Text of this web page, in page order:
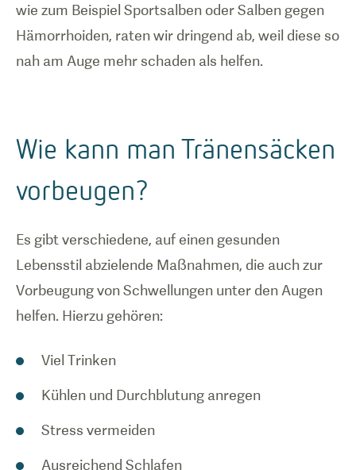
wie zum Beispiel Sportsalben oder Salben gegen
Hämorrhoiden, raten wir dringend ab, weil diese so
nah am Auge mehr schaden als helfen.
Wie kann man Tränensäcken
vorbeugen?
Es gibt verschiedene, auf einen gesunden
Lebensstil abzielende Maßnahmen, die auch zur
Vorbeugung von Schwellungen unter den Augen
helfen. Hierzu gehören:
Viel Trinken
Kühlen und Durchblutung anregen
Stress vermeiden
Ausreichend Schlafen